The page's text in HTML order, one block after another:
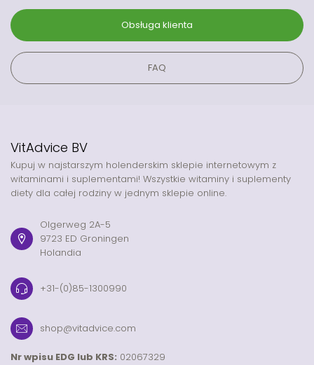
Obsługa klienta
FAQ
VitAdvice BV
Kupuj w najstarszym holenderskim sklepie internetowym z
witaminami i suplementami! Wszystkie witaminy i suplementy
diety dla całej rodziny w jednym sklepie online.
Olgerweg 2A-5
9723 ED Groningen
Holandia
+31-(0)85-1300990
shop@vitadvice.com
Nr wpisu EDG lub KRS: 02067329